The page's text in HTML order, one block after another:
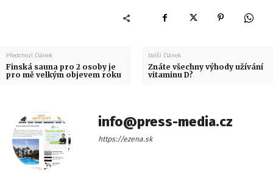
Předchozí článek
Finská sauna pro 2 osoby je
pro mě velkým objevem roku
Další článek
Znáte všechny výhody užívání
vitaminu D?
info@press-media.cz
https://ezena.sk